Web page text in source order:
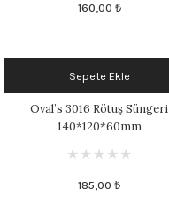
160,00 ₺
Sepete Ekle
Oval’s 3016 Rötuş Süngeri
140*120*60mm
185,00 ₺